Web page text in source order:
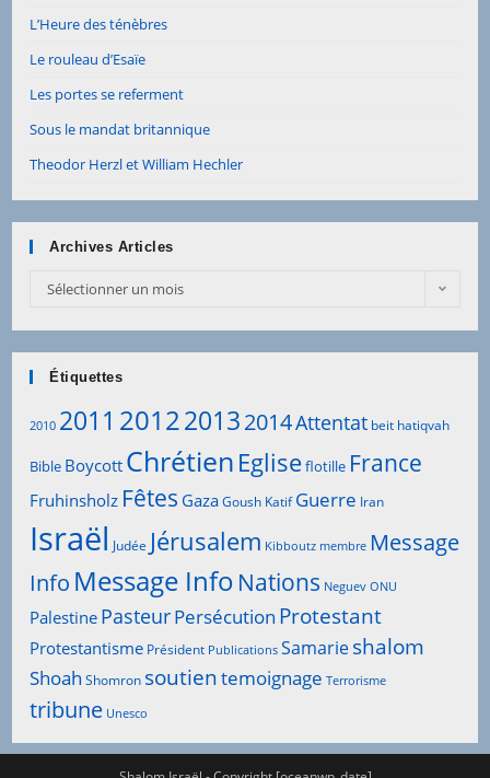
L’Heure des ténèbres
Le rouleau d’Esaïe
Les portes se referment
Sous le mandat britannique
Theodor Herzl et William Hechler
Archives Articles
Archives
Sélectionner un mois
Étiquettes
2010 2011 201220132014Attentat beit hatiqvah
Bible Boycott Chrétien Egliseflotille France
Fruhinsholz Fêtes GazaGoush Katif Guerre Iran
Israël Judée Jérusalem Kibboutz membre Message
Info Message Info Nations Neguev ONU
Palestine PasteurPersécution Protestant
Protestantisme Président Publications Samarieshalom
Shoah Shomron soutientemoignage Terrorisme
tribune Unesco